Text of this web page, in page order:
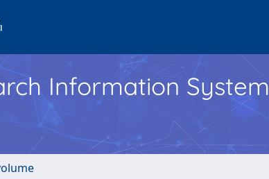
Information System